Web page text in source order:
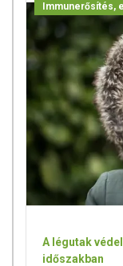
Immunerősítés,
A légutak
időszakban